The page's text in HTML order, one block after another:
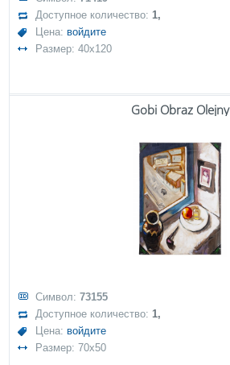
Доступное количество:1,
Цена: войдите
Размер: 40x120
Gobi Obraz Olejny
Символ:73155
Доступное количество:1,
Цена: войдите
Размер: 70x50